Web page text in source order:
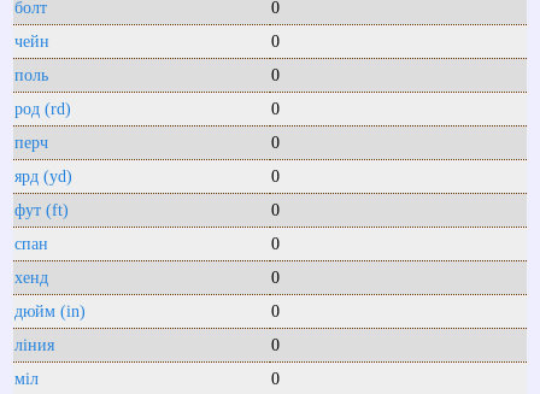
болт
0
чейн
0
поль
0
род (rd)
0
перч
0
ярд (yd)
0
фут (ft)
0
спан
0
хенд
0
дюйм (in)
0
ліния
0
міл
0